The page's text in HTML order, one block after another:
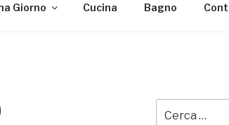
Giorno Cucina Bagno